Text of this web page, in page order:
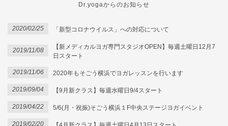
Dr.yogaからのお知らせ
2020/02/25 「新型コロナウイルス」への対応について
2019/11/08
【新メディカルヨガ専門スタジオOPEN】毎週土曜日12月7
日スタート
2019/11/06 2020年もそごう横浜でヨガレッスンを行います
2019/09/04 【9月新クラス】毎週水曜日9/4スタート
2019/04/22 5/6(月・祝振)そごう横浜１F中央ステージヨガイベント
2019/02/20